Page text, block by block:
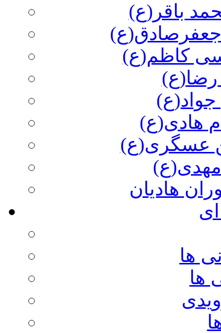
باقر(ع)
جعفرصادق(ع)
کاظم(ع)
هادی(ع)
عسگری(ع)
هادیان
ها
ها